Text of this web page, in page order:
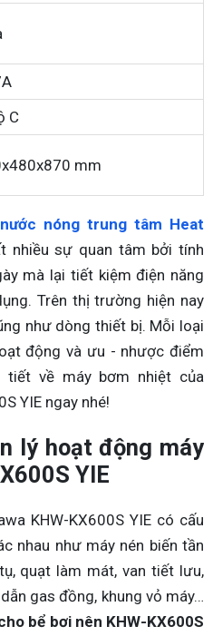
C
mm
nóng trung tâm Heat
nhiều sự quan tâm bởi tính
mà lại tiết kiệm điện năng
Trên thị trường hiện nay
như dòng thiết bị. Mỗi loại
động và ưu - nhược điểm
tiết về máy bơm nhiệt của
YIE ngay nhé!
lý hoạt động máy
YIE
KHW-KX600S YIE có cấu
nhau như máy nén biến tần
quạt làm mát, van tiết lưu,
gas đồng, khung vỏ máy…
bể bơi nên KHW-KX600S